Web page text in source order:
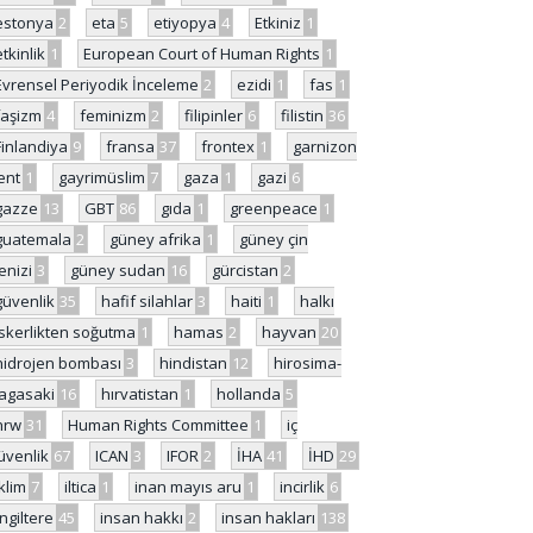
2 eta 5 etiyopya 4 Etkiniz 1
1 European Court of Human Rights 1
Periyodik İnceleme 2 ezidi 1 fas 1
4 feminizm 2 filipinler 6 filistin 36
9 fransa 37 frontex 1
garnizon
1 gayrimüslim 7 gaza 1 gazi 6
13 GBT 86 gıda 1 greenpeace 1
2 güney afrika 1
güney çin
3 güney sudan 16 gürcistan 2
35 hafif silahlar 3 haiti 1
halkı
soğutma 1 hamas 2 hayvan 20
bombası 3 hindistan 12
hirosima-
16 hırvatistan 1 hollanda 5
31 Human Rights Committee 1
iç
67 ICAN 3 IFOR 2 İHA 41 İHD 29
7 iltica 1 inan mayıs aru 1 incirlik 6
45 insan hakkı 2 insan hakları 138